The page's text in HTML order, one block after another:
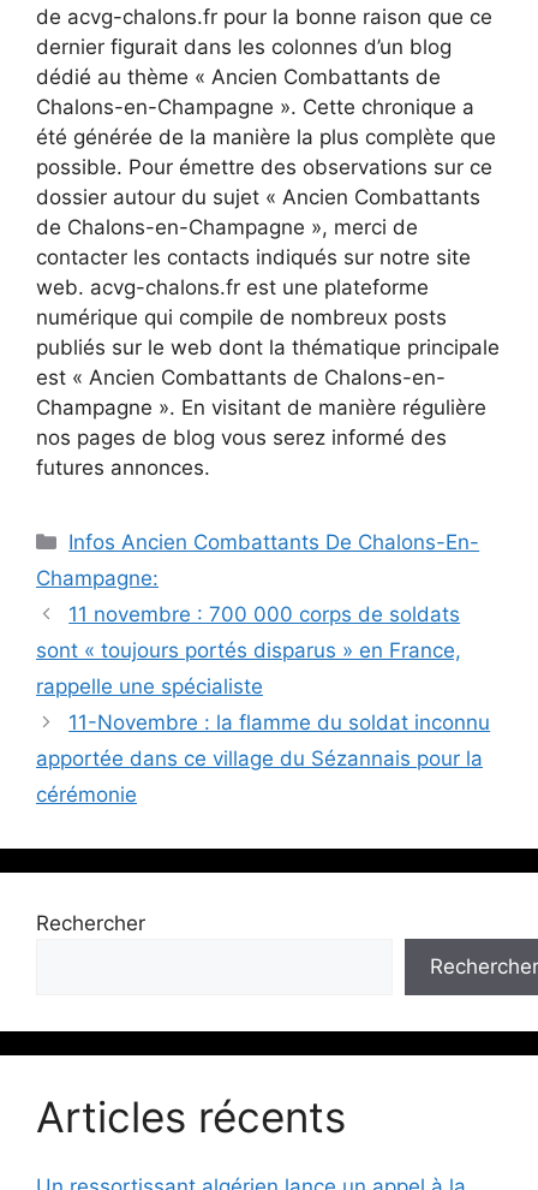
de acvg-chalons.fr pour la bonne raison que ce
dernier figurait dans les colonnes d’un blog
dédié au thème « Ancien Combattants de
Chalons-en-Champagne ». Cette chronique a
été générée de la manière la plus complète que
possible. Pour émettre des observations sur ce
dossier autour du sujet « Ancien Combattants
de Chalons-en-Champagne », merci de
contacter les contacts indiqués sur notre site
web. acvg-chalons.fr est une plateforme
numérique qui compile de nombreux posts
publiés sur le web dont la thématique principale
est « Ancien Combattants de Chalons-en-
Champagne ». En visitant de manière régulière
nos pages de blog vous serez informé des
futures annonces.
Catégories
Infos Ancien Combattants De Chalons-En-
Champagne:
11 novembre : 700 000 corps de soldats
sont « toujours portés disparus » en France,
rappelle une spécialiste
11-Novembre : la flamme du soldat inconnu
apportée dans ce village du Sézannais pour la
cérémonie
Rechercher
Rechercher
Articles récents